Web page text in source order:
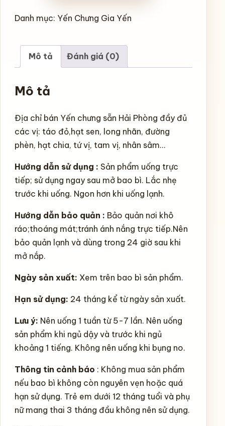
sâm
số
Danh mục: Yến Chưng Gia Yến
Mô tả Đánh giá (0)
Mô tả
Địa chỉ bán Yến chưng sẵn Hải Phòng đầy đủ
các vị: táo đỏ,hạt sen, long nhãn, đường
phèn, hạt chia, tứ vị, tam vị, nhân sâm…
Hướng dẫn sử dụng : Sản phẩm uống trực
tiếp; sử dụng ngay sau mở bao bì. Lắc nhẹ
trước khi uống. Ngon hơn khi uống lạnh.
Hướng dẫn bảo quản : Bảo quản nơi khô
ráo;thoáng mát;tránh ánh nắng trực tiếp.Nên
bảo quản lạnh và dùng trong 24 giờ sau khi
mở nắp.
Ngày sản xuất: Xem trên bao bì sản phẩm.
Hạn sử dụng: 24 tháng kể từ ngày sản xuất.
Lưu ý: Nên uống 1 tuần từ 5-7 lần. Nên uống
sản phẩm khi ngủ dậy và trước khi ngủ
khoảng 1 tiếng. Không nên uống khi bụng no.
Thông tin cảnh báo : Không mua sản phẩm
nếu bao bì không còn nguyên vẹn hoặc quá
hạn sử dụng. Trẻ em dưới 12 tháng tuổi và phụ
nữ mang thai 3 tháng đầu không nên sử dụng.